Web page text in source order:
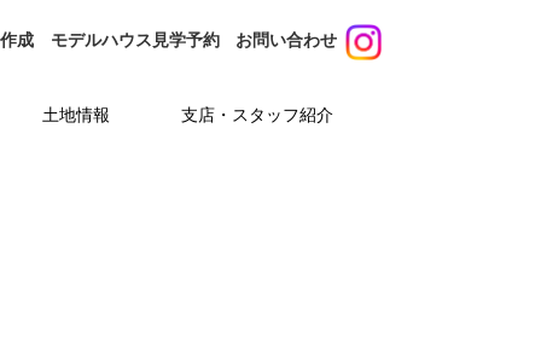
成 モデルハウス 見学予約 お問い合わせ
土地情報 支店・スタッフ紹介